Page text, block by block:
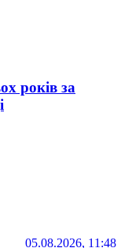
років за
05.08.2026, 11:48